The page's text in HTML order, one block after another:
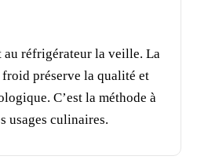
au réfrigérateur la veille. La
préserve la qualité et
C’est la méthode à
usages culinaires.